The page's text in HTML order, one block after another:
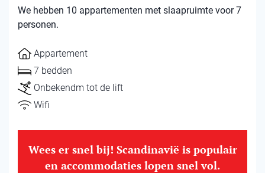
We hebben 10 appartementen met slaapruimte voor 7
personen.
Appartement
7 bedden
Onbekendm tot de lift
Wifi
Wees er snel bij! Scandinavië is populair
en accommodaties lopen snel vol.